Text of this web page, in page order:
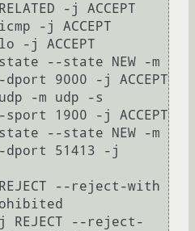
-j ACCEPT
-j ACCEPT
-j ACCEPT
--state NEW -m
9000 -j ACCEPT
-m udp -s
1900 -j ACCEPT
--state NEW -m
51413 -j
--reject-with
-j REJECT --reject-